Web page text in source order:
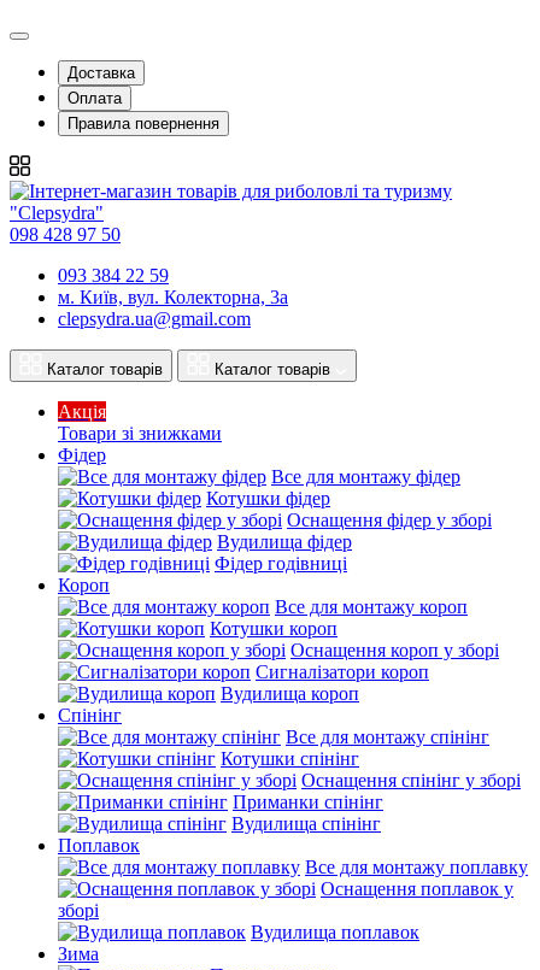
Доставка
Оплата
Правила повернення
098 428 97 50
093 384 22 59
м. Київ, вул. Колекторна, 3а
clepsydra.ua@gmail.com
Каталог товарів Каталог товарів
Акція
Товари зі знижками
Фідер
Все для монтажу фідер
Котушки фідер
Оснащення фідер у зборі
Вудилища фідер
Фідер годівниці
Короп
Все для монтажу короп
Котушки короп
Оснащення короп у зборі
Сигналізатори короп
Вудилища короп
Спінінг
Все для монтажу спінінг
Котушки спінінг
Оснащення спінінг у зборі
Приманки спінінг
Вудилища спінінг
Поплавок
Все для монтажу поплавку
Оснащення поплавок у
зборі
Вудилища поплавок
Зима